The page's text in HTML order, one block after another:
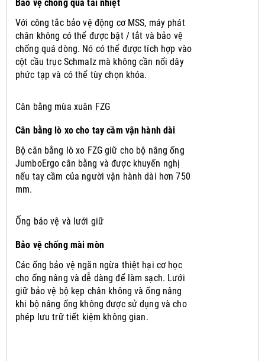
Bảo vệ chống quá tải nhiệt
Với công tắc bảo vệ động cơ MSS, máy phát
chân không có thể được bật / tắt và bảo vệ
chống quá dòng. Nó có thể được tích hợp vào
cột cầu trục Schmalz mà không cần nối dây
phức tạp và có thể tùy chọn khóa.
Cân bằng mùa xuân FZG
Cân bằng lò xo cho tay cầm vận hành dài
Bộ cân bằng lò xo FZG giữ cho bộ nâng ống
JumboErgo cân bằng và được khuyến nghị
nếu tay cầm của người vận hành dài hơn 750
mm.
Ống bảo vệ và lưới giữ
Bảo vệ chống mài mòn
Các ống bảo vệ ngăn ngừa thiệt hại cơ học
cho ống nâng và dễ dàng để làm sạch. Lưới
giữ bảo vệ bộ kẹp chân không và ống nâng
khi bộ nâng ống không được sử dụng và cho
phép lưu trữ tiết kiệm không gian.